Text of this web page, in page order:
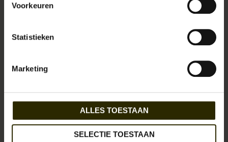
Voorkeuren
Statistieken
Marketing
ALLES TOESTAAN
SELECTIE TOESTAAN
Jacket
€379,95
Spearpoint Collar Shirt
€129,95